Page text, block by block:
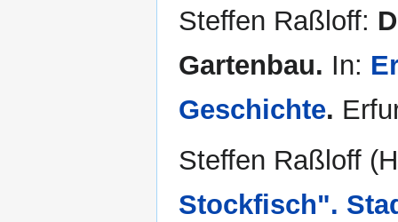
Steffen Raßloff:
Gartenbau. In:
Geschichte.
Steffen Raßloff
Stockfisch".